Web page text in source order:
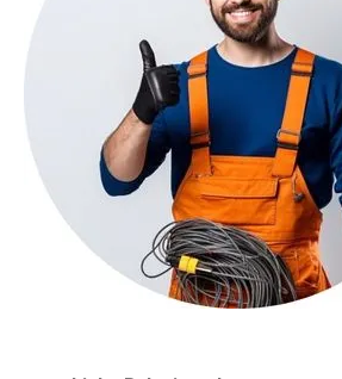
Se você está enfrentando
de uma
nova instalaçãoou quer
sua rede elétrica,conte com um
Nossa equipe
residências, comércios e indústrias